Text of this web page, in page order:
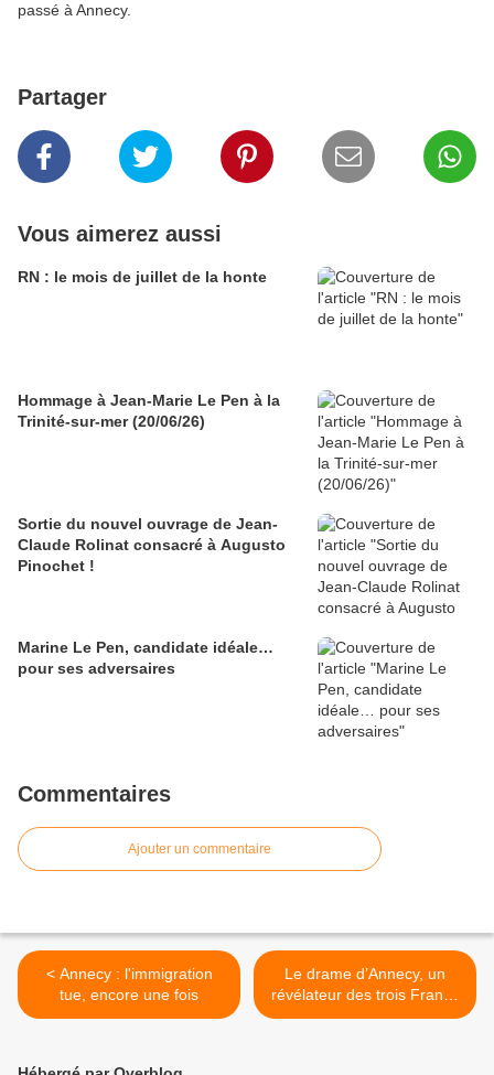
passé à Annecy.
Partager
Vous aimerez aussi
RN : le mois de juillet de la honte
Hommage à Jean-Marie Le Pen à la
Trinité-sur-mer (20/06/26)
Sortie du nouvel ouvrage de Jean-
Claude Rolinat consacré à Augusto
Pinochet !
Marine Le Pen, candidate idéale…
pour ses adversaires
Commentaires
Ajouter un commentaire
< Annecy : l'immigration
tue, encore une fois
Le drame d’Annecy, un
révélateur des trois France
>